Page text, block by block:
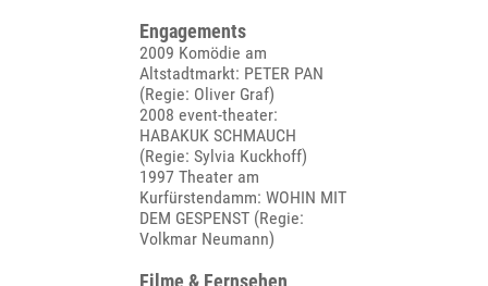
Engagements
2009 Komödie am
Altstadtmarkt: PETER PAN
(Regie: Oliver Graf)
2008 event-theater:
HABAKUK SCHMAUCH
(Regie: Sylvia Kuckhoff)
1997 Theater am
Kurfürstendamm: WOHIN MIT
DEM GESPENST (Regie:
Volkmar Neumann)
Filme & Fernsehen